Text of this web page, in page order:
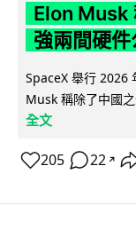
Elon Musk
強兩間硬件
SpaceX 舉行 2026
Musk 稱除了中國
全文
205 22 ↗